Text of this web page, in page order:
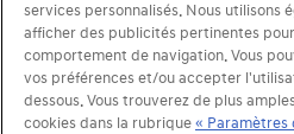
Copyright 2023 Korean
Motor Belux.
services personnalisés. Nous utilisons
afficher des publicités pertinentes
comportement de navigation. Vous
vos préférences et/ou accepter
dessous. Vous trouverez de plus
cookies dans la rubrique« Paramètres